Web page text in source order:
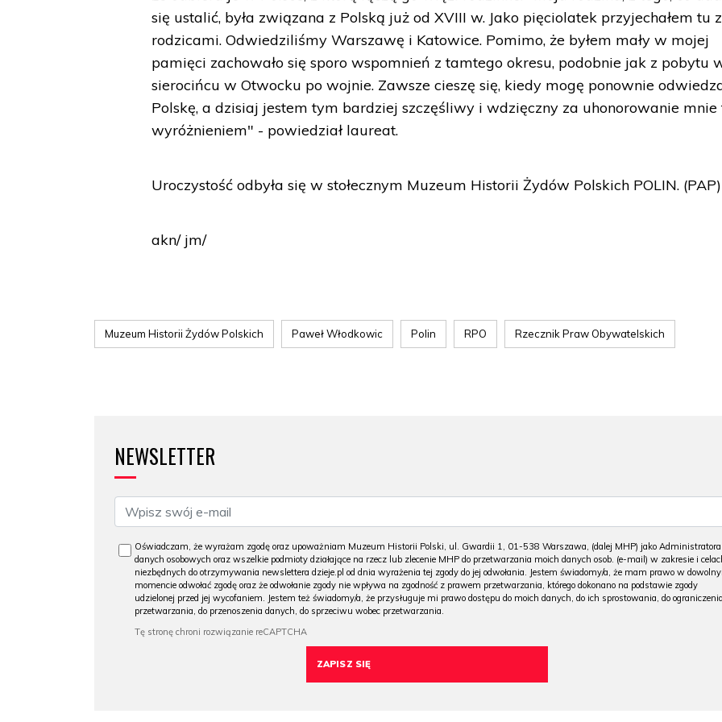
się ustalić, była związana z Polską już od XVIII w. Jako pięciolatek przyjechałem tu z
rodzicami. Odwiedziliśmy Warszawę i Katowice. Pomimo, że byłem mały w mojej
pamięci zachowało się sporo wspomnień z tamtego okresu, podobnie jak z pobytu
sierocińcu w Otwocku po wojnie. Zawsze cieszę się, kiedy mogę ponownie
Polskę, a dzisiaj jestem tym bardziej szczęśliwy i wdzięczny za uhonorowanie mnie
wyróżnieniem" - powiedział laureat.
Uroczystość odbyła się w stołecznym Muzeum Historii Żydów Polskich POLIN. (PAP)
akn/ jm/
Muzeum Historii Żydów Polskich Paweł Włodkowic Polin RPO Rzecznik Praw Obywatelskich
NEWSLETTER
Oświadczam, że wyrażam zgodę oraz upoważniam Muzeum Historii Polski, ul. Gwardii 1, 01-538 Warszawa, (dalej MHP) jako Administratora
danych osobowych oraz wszelkie podmioty działające na rzecz lub zlecenie MHP do przetwarzania moich danych osob. (e-mail) w zakresie i
niezbędnych do otrzymywania newslettera dzieje.pl od dnia wyrażenia tej zgody do jej odwołania. Jestem świadomy/a, że mam prawo w
momencie odwołać zgodę oraz że odwołanie zgody nie wpływa na zgodność z prawem przetwarzania, którego dokonano na podstawie zgody
udzielonej przed jej wycofaniem. Jestem też świadomy/a, że przysługuje mi prawo dostępu do moich danych, do ich sprostowania, do ograniczenia
przetwarzania, do przenoszenia danych, do sprzeciwu wobec przetwarzania.